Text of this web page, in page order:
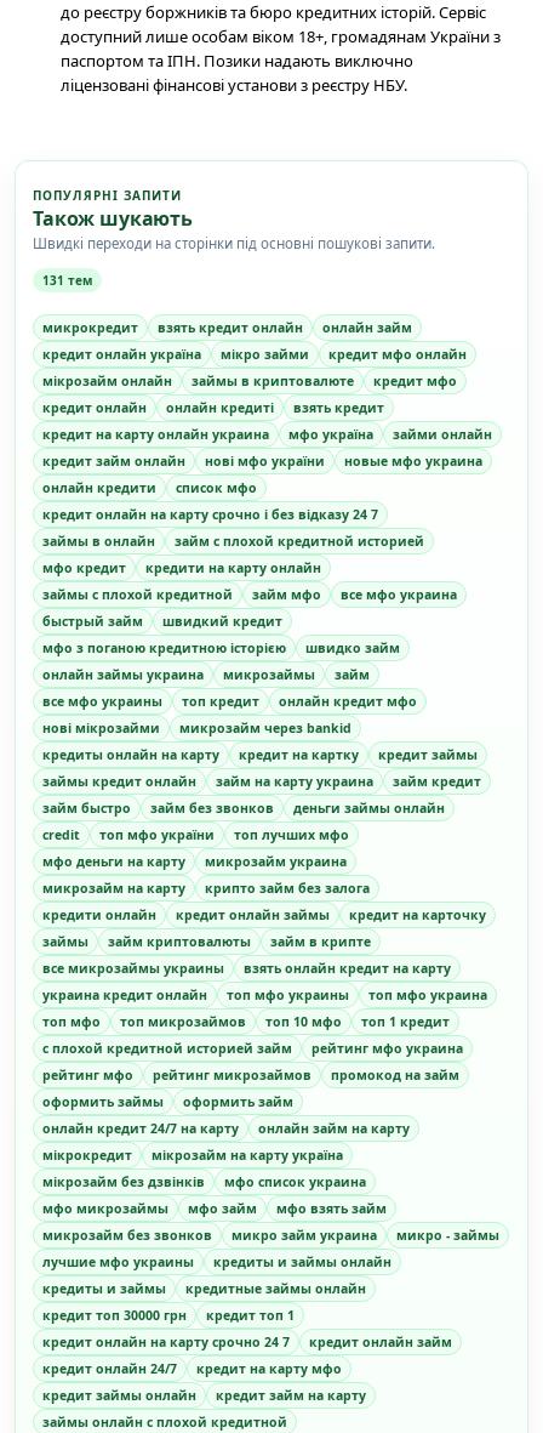
до реєстру боржників та бюро кредитних історій. Сервіс
доступний лише особам віком 18+, громадянам України з
паспортом та ІПН. Позики надають виключно
ліцензовані фінансові установи з реєстру НБУ.
ПОПУЛЯРНІ ЗАПИТИ
Також шукають
Швидкі переходи на сторінки під основні пошукові запити.
131 тем
микрокредит взять кредит онлайн
онлайн займ
кредит онлайн україна
мікро займи
кредит мфо онлайн
мікрозайм онлайн
займы в криптовалюте
кредит мфо
кредит онлайн
онлайн кредиті
взять кредит
кредит на карту онлайн украина
мфо україна
займи онлайн
кредит займ онлайн
нові мфо україни
новые мфо украина
онлайн кредити
список мфо
кредит онлайн на карту срочно і без відказу 24 7
займы в онлайн
займ с плохой кредитной историей
мфо кредит
кредити на карту онлайн
займы с плохой кредитной
займ мфо
все мфо украина
быстрый займ
швидкий кредит
мфо з поганою кредитною історією
швидко займ
онлайн займы украина
микрозаймы
займ
все мфо украины
топ кредит
онлайн кредит мфо
нові мікрозайми
микрозайм через bankid
кредиты онлайн на карту
кредит на картку
кредит займы
займы кредит онлайн
займ на карту украина
займ кредит
займ быстро
займ без звонков
деньги займы онлайн
credit
топ мфо україни
топ лучших мфо
мфо деньги на карту
микрозайм украина
микрозайм на карту
крипто займ без залога
кредити онлайн
кредит онлайн займы
кредит на карточку
займы
займ криптовалюты
займ в крипте
все микрозаймы украины
взять онлайн кредит на карту
украина кредит онлайн
топ мфо украины
топ мфо украина
топ мфо
топ микрозаймов топ 10 мфо
топ 1 кредит
с плохой кредитной историей займ
рейтинг мфо украина
рейтинг мфо
рейтинг микрозаймов
промокод на займ
оформить займы
оформить займ
онлайн кредит 24/7 на карту
онлайн займ на карту
мікрокредит
мікрозайм на карту україна
мікрозайм без дзвінків
мфо список украина
мфо микрозаймы
мфо займ
мфо взять займ
микрозайм без звонков
микро займ украина
микро - займы
лучшие мфо украины
кредиты и займы онлайн
кредиты и займы
кредитные займы онлайн
кредит топ 30000 грн
кредит топ 1
кредит онлайн на карту срочно 24 7
кредит онлайн займ
кредит онлайн 24/7
кредит на карту мфо
кредит займы онлайн
кредит займ на карту
займы онлайн с плохой кредитной